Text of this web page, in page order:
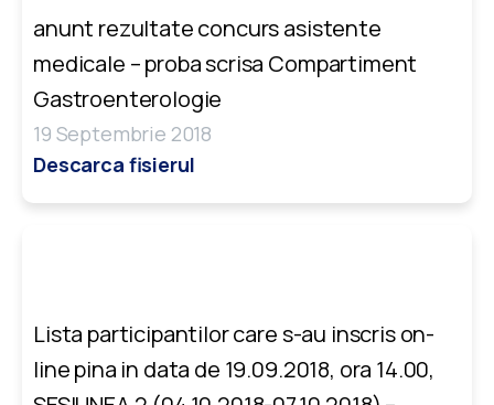
anunt rezultate concurs asistente
medicale – proba scrisa Compartiment
Gastroenterologie
19 Septembrie 2018
Descarca fisierul
Lista participantilor care s-au inscris on-
line pina in data de 19.09.2018, ora 14.00,